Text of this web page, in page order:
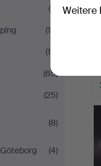
(9)
(15)
(14)
(65)
(25)
(8)
(4)
Weitere